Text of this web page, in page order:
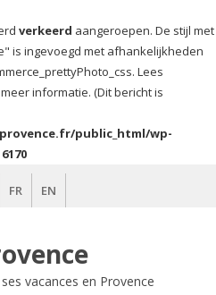
verkeerd aangeroepen. De stijl met
is ingevoegd met afhankelijkheden
Lees
informatie. (Dit bericht is
public_html/wp-
6170
FR EN
vacances en Provence